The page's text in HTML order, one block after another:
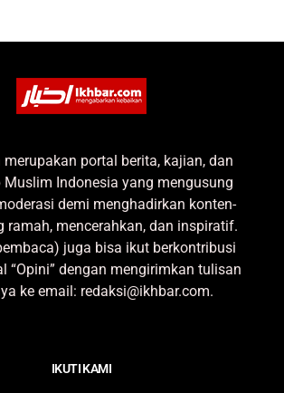
merupakan portal berita, kajian, dan
Muslim Indonesia yang mengusung
demi menghadirkan konten-
ramah, mencerahkan, dan inspiratif.
juga bisa ikut berkontribusi
“Opini” dengan mengirimkan tulisan
ke email: redaksi@ikhbar.com.
IKUTI KAMI